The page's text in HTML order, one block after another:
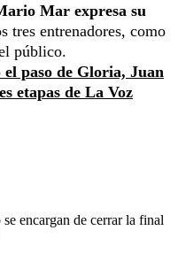
Mar expresa su
tres entrenadores, como
público.
el paso de Gloria, Juan
etapas de La Voz
encargan de cerrar la final